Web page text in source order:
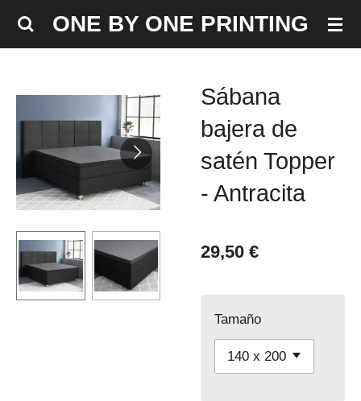
principal
ONE BY ONE PRINTING
Sábana
bajera de
satén Topper
- Antracita
29,50 €
Tamaño